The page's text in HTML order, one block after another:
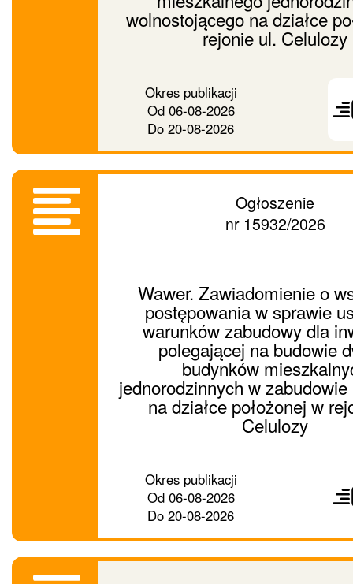
wolnostojącego na działce
rejonie ul. Celulozy
Okres publikacji
Od06-08-2026
Do 20-08-2026
dalej
Ogłoszenie
nr 15932/2026
Wawer. Zawiadomienie o
postępowania w sprawie
warunków zabudowy dla
polegającej na budowie
budynków
jednorodzinnych w
na działce położonej w
Celulozy
Okres publikacji
Od06-08-2026
Do 20-08-2026
dalej